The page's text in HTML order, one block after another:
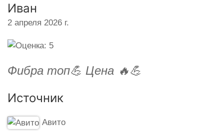
Иван
2 апреля 2026 г.
Фибра топ💪 Цена 🔥💪
Источник
Авито